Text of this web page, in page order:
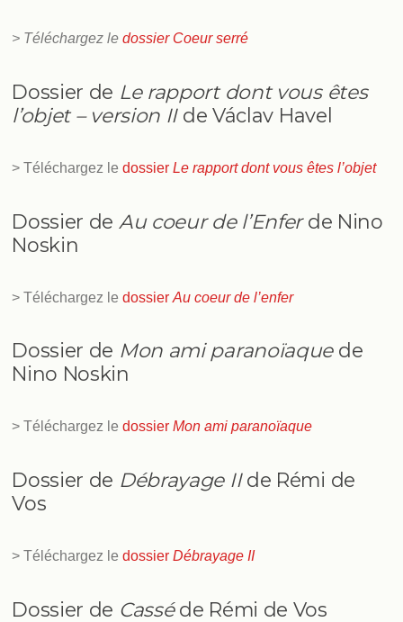
> Téléchargez ledossier Coeur serré
Dossier de Le rapport dont vous êtes
l’objet – version IIde Václav Havel
> Téléchargez ledossierLe rapport dont vous êtes l’objet
Dossier de Au coeur de l’Enferde Nino
Noskin
> Téléchargez ledossierAu coeur de l’enfer
Dossier de Mon ami paranoïaquede
Nino Noskin
> Téléchargez ledossierMon ami paranoïaque
Dossier de Débrayage IIde Rémi de
Vos
> Téléchargez ledossierDébrayage II
Dossier de Casséde Rémi de Vos